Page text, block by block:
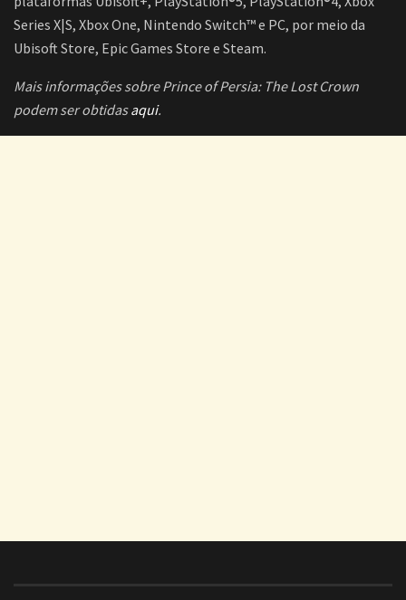
Series X|S, Xbox One, Nintendo Switch™ e PC, por meio da
Ubisoft Store, Epic Games Store e Steam.
Mais informações sobre Prince of Persia: The Lost Crown
podem ser obtidasaqui.